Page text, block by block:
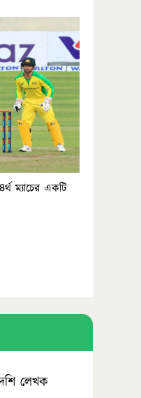
ম্যাচের একটি
লেখক